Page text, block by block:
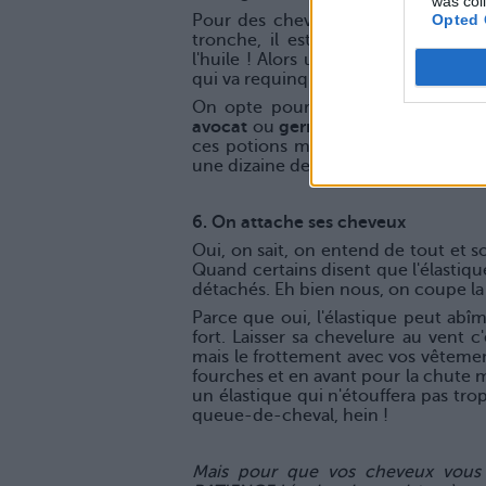
Opted
Pour des cheveux qui pètent la
tronche, il est indispensable de
l'huile ! Alors une fois par
qui va requinquer en profondeur
On opte pour des huiles
avocat ougerme de blé
ces potions magiques. Et on se
une dizaine de minutes avant de
6. On attache ses cheveux
Oui, on sait, on entend de tout et
Quand certains disent que
détachés. Eh bien nous, on coupe
Parce que oui, l'élastique peut
fort. Laisser sa chevelure au vent
mais le frottement avec vos
fourches et en avant pour la chute
un élastique qui n'étouffera pas
queue-de-cheval, hein !
Mais pour que vos cheveux